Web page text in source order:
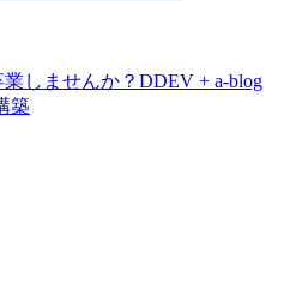
しませんか？DDEV + a-blog
築